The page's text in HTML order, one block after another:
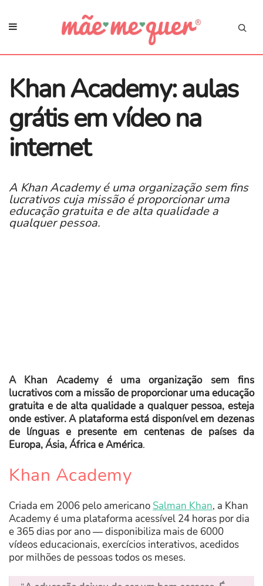
Khan Academy: aulas
grátis em vídeo na
internet
A Khan Academy é uma organização sem fins
lucrativos cuja missão é proporcionar uma
educação gratuita e de alta qualidade a
qualquer pessoa.
A Khan Academy é uma organização sem fins
lucrativos com a missão de proporcionar uma educação
gratuita e de alta qualidade a qualquer pessoa, esteja
onde estiver. A plataforma está disponível em dezenas
de línguas e presente em centenas de países da
Europa, Ásia, África e América.
Khan Academy
Criada em 2006 pelo americano Salman Khan, a Khan
Academy é uma plataforma acessível 24 horas por dia
e 365 dias por ano — disponibiliza mais de 6000
vídeos educacionais, exercícios interativos, acedidos
por milhões de pessoas todos os meses.